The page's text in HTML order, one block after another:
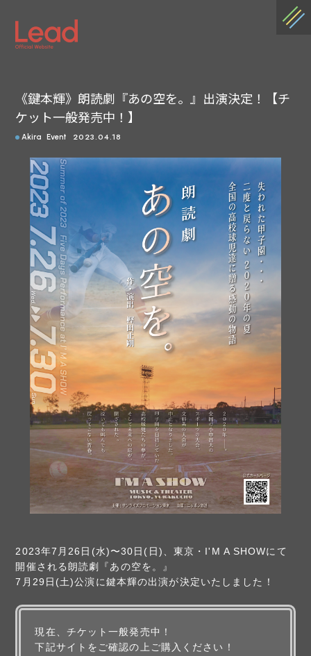
《鍵本輝》朗読劇『あの空を。』出演決定！【チ
ケット一般発売中！】
Akira Event 2023.04.18
2023年7月26日(水)〜30日(日)、東京・I'M A SHOWにて
開催される朗読劇『あの空を。』
7月29日(土)公演に鍵本輝の出演が決定いたしました！
現在、チケット一般発売中！
下記サイトをご確認の上ご購入ください！